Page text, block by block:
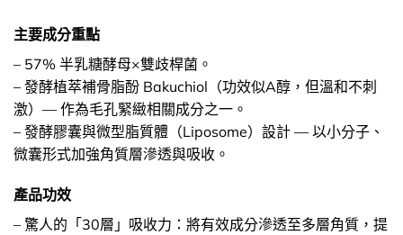
主要成分重點
– 57% 半乳糖酵母×雙歧桿菌。
– 發酵植萃補骨脂酚 Bakuchiol（功效似A醇，但溫和不刺
激）— 作為毛孔緊緻相關成分之一。
– 發酵膠囊與微型脂質體（Liposome）設計 — 以小分子、
微囊形式加強角質層滲透與吸收。
產品功效
– 驚人的「30層」吸收力：將有效成分滲透至多層角質，提